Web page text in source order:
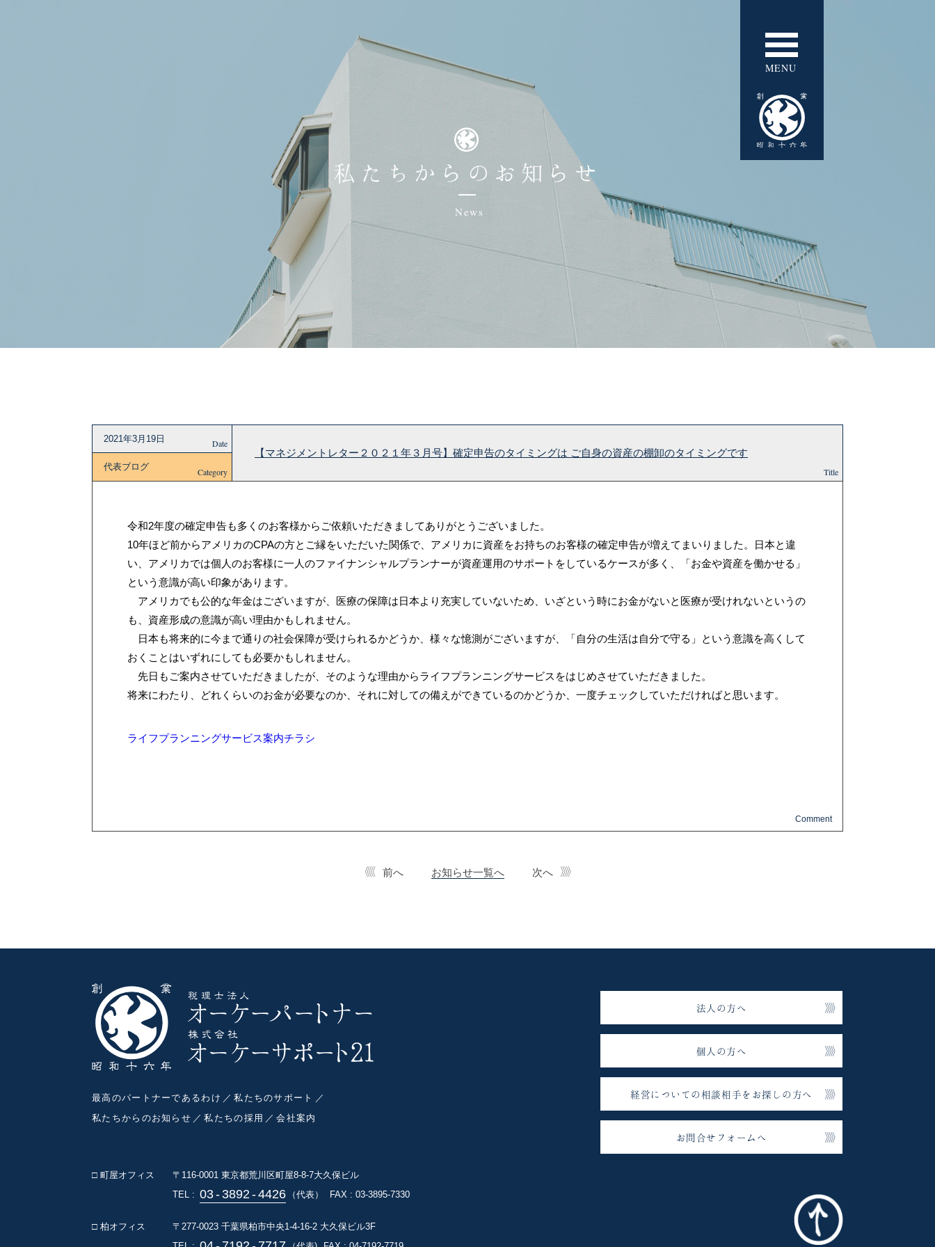
私たちからのお知らせ
News
2021年3月19日 Date
代表ブログ Category
【マネジメントレター２０２１年３月号】確定申告のタイミングは ご自身の資産の棚卸のタイミングです
Title
令和2年度の確定申告も多くのお客様からご依頼いただきましてありがとうございました。
10年ほど前からアメリカのCPAの方とご縁をいただいた関係で、アメリカに資産をお持ちのお客様の確定申告が増えてまいりました。日本と違
い、アメリカでは個人のお客様に一人のファイナンシャルプランナーが資産運用のサポートをしているケースが多く、「お金や資産を働かせる」
という意識が高い印象があります。
アメリカでも公的な年金はございますが、医療の保障は日本より充実していないため、いざという時にお金がないと医療が受けれないというの
も、資産形成の意識が高い理由かもしれません。
日本も将来的に今まで通りの社会保障が受けられるかどうか、様々な憶測がございますが、「自分の生活は自分で守る」という意識を高くして
おくことはいずれにしても必要かもしれません。
先日もご案内させていただきましたが、そのような理由からライフプランニングサービスをはじめさせていただきました。
将来にわたり、どれくらいのお金が必要なのか、それに対しての備えができているのかどうか、一度チェックしていただければと思います。
ライフプランニングサービス案内チラシ
前へ お知らせ一覧へ 次へ
最高のパートナーであるわけ
私たちのサポート
私たちからのお知らせ
私たちの採用 会社案内
法人の方へ
個人の方へ
経営についての相談相手をお探しの方へ
お問合せフォームへ
□ 町屋オフィス 〒116-0001 東京都荒川区町屋8-8-7大久保ビル
TEL : 03- 3892-4426 （代表） FAX : 03-3895-7330
□ 柏オフィス 〒277-0023 千葉県柏市中央1-4-16-2 大久保ビル3F